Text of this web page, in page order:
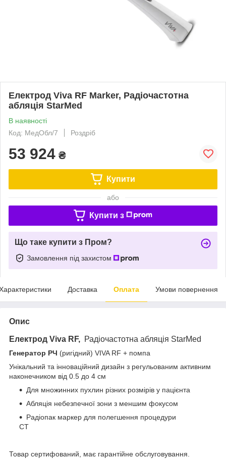
Електрод Viva RF Marker, Радіочастотна
абляція StarMed
В наявності
Код: МедОбл/7
Роздріб
53 924 ₴
Купити
або
Купити з
Що таке купити з Пром?
Замовлення під захистом
Доставка Оплата Умови повернення
Опис
Електрод Viva RF, Радіочастотна абляція StarMed
Генератор РЧ (ригідний) VIVA RF + помпа
Унікальний та інноваційний дизайн з регульованим активним
наконечником від 0.5 до 4 см
Для множинних пухлин різних розмірів у пацієнта
Абляція небезпечної зони з меншим фокусом
Радіопак маркер для полегшення процедури
СТ
Товар сертифований, має гарантійне обслуговування.